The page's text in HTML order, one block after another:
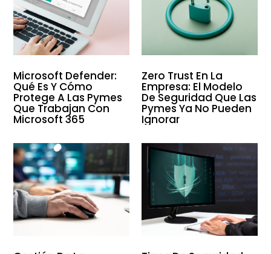
Microsoft Defender:
Qué Es Y Cómo
Protege A Las Pymes
Que Trabajan Con
Microsoft 365
Zero Trust En La
Empresa: El Modelo
De Seguridad Que Las
Pymes Ya No Pueden
Ignorar